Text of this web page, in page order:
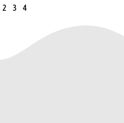
2 3 4